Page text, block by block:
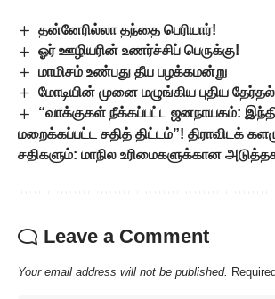
தன்னேரில்லா தந்தை பெரியார்!
ஓர் ஊழியரின் உணர்ச்சிப் பெருக்கு!
மாமிசம் உண்பது தீய பழக்கமன்று
மோடியின் முனை மழுங்கிய புதிய
“வாக்குகள் நீக்கப்பட்ட ஜனநாயகம்:
மறைக்கப்பட்ட சதித் திட்டம்”! திராவிடக்
சதிகளும்: மாநில உரிமைகளுக்கான
Leave a Comment
Your email address will not be published.